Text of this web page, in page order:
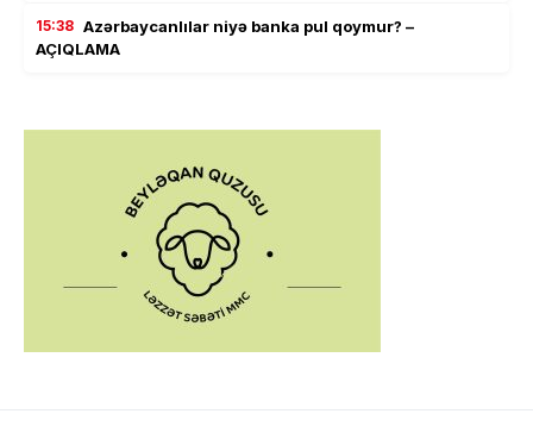
15:38 Azərbaycanlılar niyə banka pul qoymur? –
AÇIQLAMA